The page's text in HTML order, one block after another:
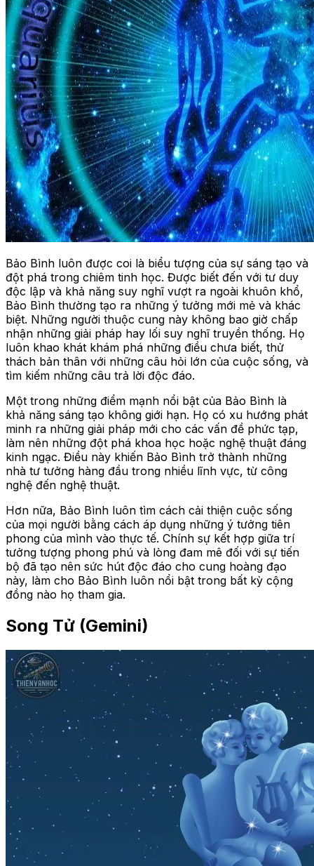
Bảo Bình luôn được coi là biểu tượng của sự sáng tạo và
đột phá trong chiêm tinh học. Được biết đến với tư duy
độc lập và khả năng suy nghĩ vượt ra ngoài khuôn khổ,
Bảo Bình thường tạo ra những ý tưởng mới mẻ và khác
biệt. Những người thuộc cung này không bao giờ chấp
nhận những giải pháp hay lối suy nghĩ truyền thống. Họ
luôn khao khát khám phá những điều chưa biết, thử
thách bản thân với những câu hỏi lớn của cuộc sống, và
tìm kiếm những câu trả lời độc đáo.
Một trong những điểm mạnh nổi bật của Bảo Bình là
khả năng sáng tạo không giới hạn. Họ có xu hướng phát
minh ra những giải pháp mới cho các vấn đề phức tạp,
làm nên những đột phá khoa học hoặc nghệ thuật đáng
kinh ngạc. Điều này khiến Bảo Bình trở thành những
nhà tư tưởng hàng đầu trong nhiều lĩnh vực, từ công
nghệ đến nghệ thuật.
Hơn nữa, Bảo Bình luôn tìm cách cải thiện cuộc sống
của mọi người bằng cách áp dụng những ý tưởng tiên
phong của mình vào thực tế. Chính sự kết hợp giữa trí
tưởng tượng phong phú và lòng đam mê đối với sự tiến
bộ đã tạo nên sức hút độc đáo cho cung hoàng đạo
này, làm cho Bảo Bình luôn nổi bật trong bất kỳ cộng
đồng nào họ tham gia.
Song Tử (Gemini)